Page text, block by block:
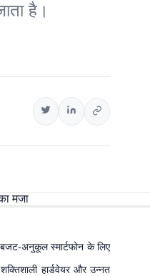
है।
बजट-अनुकूल स्मार्टफोन के लिए
हार्डवेयर और उन्नत